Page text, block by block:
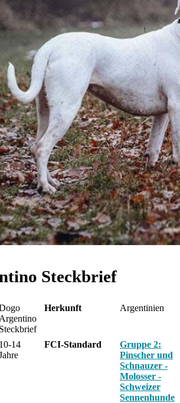
Steckbrief
Argentino
Steckbrief
Herkunft Argentinien
10-14
FCI-Standard
Gruppe 2:
Pinscher und
Schnauzer -
Molosser -
Schweizer
Sennenhunde